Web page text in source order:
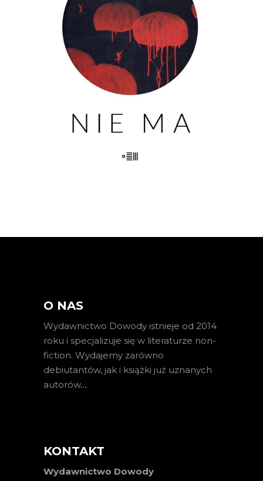
przeszłości. Nie ma pamięci. Nie ma
widelców do sera. Nie ma miłości. Nie
ma życia. Nie ma fikcji. Nie ma
właściwego koloru. Nie ma komisji. Nie
ma grobu. Nie ma siostry. Nie […]
46.00 23.00zł
KSIĄŻKA DO KOSZYKA
O NAS
Wydawnictwo Dowody istnieje od 2014
roku i specjalizuje się w literaturze non-
fiction. Wydajemy zarówno
debiutantów, jak i książki już uznanych
autorów…
KONTAKT
Wydawnictwo Dowody